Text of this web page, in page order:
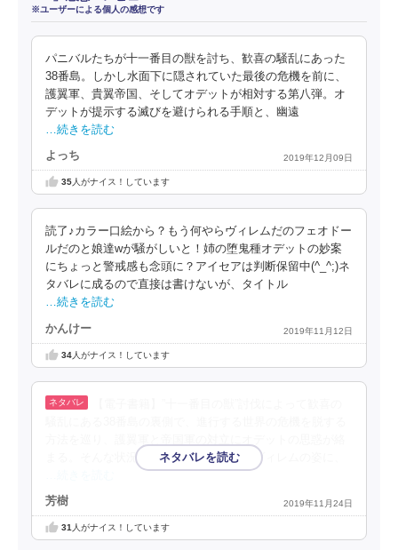
※ユーザーによる個人の感想です
パニバルたちが十一番目の獣を討ち、歓喜の騒乱にあった
38番島。しかし水面下に隠されていた最後の危機を前に、
護翼軍、貴翼帝国、そしてオデットが相対する第八弾。オ
デットが提示する滅びを避けられる手順と、幽遠
…続きを読む
よっち 2019年12月09日
35人がナイス！しています
読了♪カラー口絵から？もう何やらヴィレムだのフェオドー
ルだのと娘達wが騒がしいと！姉の堕鬼種オデットの妙案
にちょっと警戒感も念頭に？アイセアは判断保留中(^_^;)ネ
タバレに成るので直接は書けないが、タイトル
…続きを読む
かんけー 2019年11月12日
34人がナイス！しています
まる。そんな状況下で彼が還ってきた。ヴィレムの姿に、
芳樹 2019年11月24日
31人がナイス！しています